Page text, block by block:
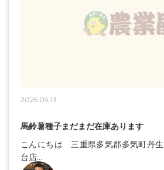
2025.09.13
馬鈴薯種子まだまだ在庫あります
こんにちは 三重県多気郡多気町丹
台店...